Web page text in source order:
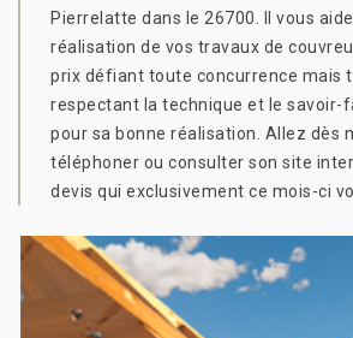
Pierrelatte dans le 26700. Il vous
réalisation de vos travaux de
prix défiant toute concurrence mais
respectant la technique et le savoir-
pour sa bonne réalisation. Allez dès
téléphoner ou consulter son site
devis qui exclusivement ce mois-ci